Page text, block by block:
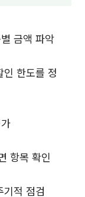
금액 파악
인 한도를 정
항목 확인
기적 점검